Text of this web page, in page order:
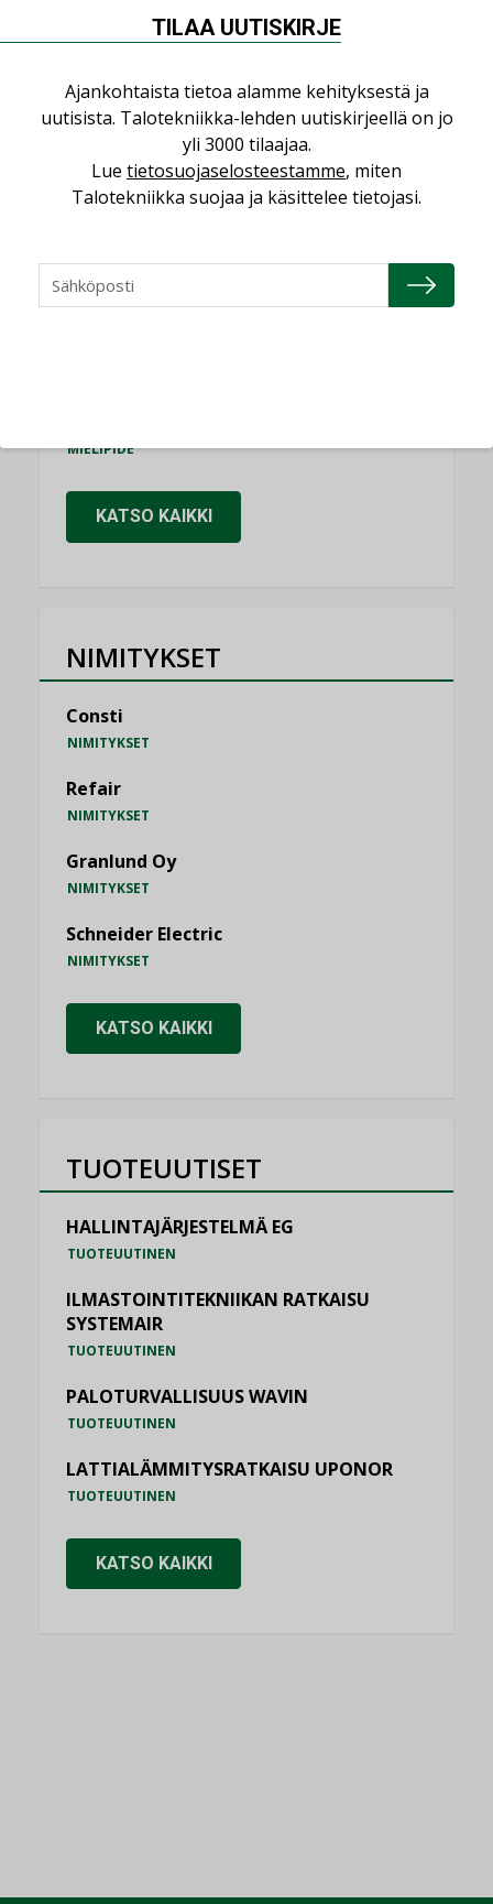
Puheista tekoihin – uusin teknologia
KOLUMNI
Sähköistäminen säästää euroja
Yli miljoona kotia on vailla toimivaa
Miten varmistetaan EPD-dokumenteista
MIELIPIDE
KATSO KAIKKI
NIMITYKSET
Consti
NIMITYKSET
Refair
NIMITYKSET
Granlund Oy
NIMITYKSET
Schneider Electric
NIMITYKSET
KATSO KAIKKI
TUOTEUUTISET
HALLINTAJÄRJESTELMÄ EG
TUOTEUUTINEN
ILMASTOINTITEKNIIKAN RATKAISU
SYSTEMAIR
TUOTEUUTINEN
PALOTURVALLISUUS WAVIN
TUOTEUUTINEN
LATTIALÄMMITYSRATKAISU UPONOR
TUOTEUUTINEN
KATSO KAIKKI
TILAA UUTISKIRJE
Ajankohtaista tietoa alamme kehityksestä ja
uutisista. Talotekniikka-lehden uutiskirjeellä on jo
yli 3000 tilaajaa.
Lue tietosuojaselosteestamme, miten
Talotekniikka suojaa ja käsittelee tietojasi.